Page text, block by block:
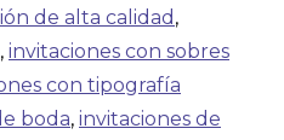
de alta calidad ,
, invitaciones con sobres
con tipografía
boda, invitaciones de